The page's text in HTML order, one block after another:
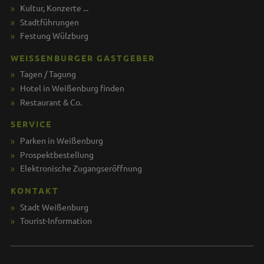
Kultur, Konzerte ...
Stadtführungen
Festung Wülzburg
WEISSENBURGER GASTGEBER
Tagen / Tagung
Hotel in Weißenburg finden
Restaurant & Co.
SERVICE
Parken in Weißenburg
Prospektbestellung
Elektronische Zugangseröffnung
KONTAKT
Stadt Weißenburg
Tourist-Information